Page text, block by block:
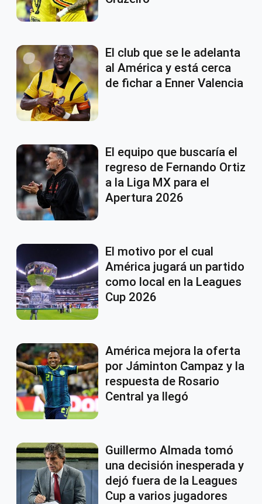
El club que se le adelanta
al América y está cerca
de fichar a Enner Valencia
El equipo que buscaría el
regreso de Fernando Ortiz
a la Liga MX para el
Apertura 2026
El motivo por el cual
América jugará un partido
como local en la Leagues
Cup 2026
América mejora la oferta
por Jáminton Campaz y la
respuesta de Rosario
Central ya llegó
Guillermo Almada tomó
una decisión inesperada y
dejó fuera de la Leagues
Cup a varios jugadores